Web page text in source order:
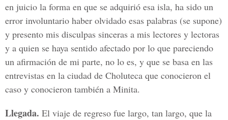
en juicio la forma en que se adquirió esa isla, ha sido un
error involuntario haber olvidado esas palabras (se supone)
y presento mis disculpas sinceras a mis lectores y lectoras
y a quien se haya sentido afectado por lo que pareciendo
un afirmación de mi parte, no lo es, y que se basa en las
entrevistas en la ciudad de Choluteca que conocieron el
caso y conocieron también a Minita.
Llegada. El viaje de regreso fue largo, tan largo, que la